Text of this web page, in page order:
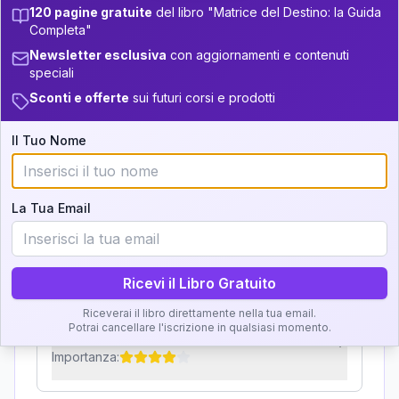
+ 6 19
18.5-19 +
Zone della Matrice:
Analisi, Significato e
Interpretazione
Clicca su ogni zona per leggere la definizione e
l'interpretazione!
Zona del Ritratto
Importanza:
Karma Genitore-Figlio
Importanza:
120 pagine gratuite del libro "Matrice del Destino: la Guida
Completa"
Newsletter esclusiva con aggiornamenti e contenuti
speciali
Sconti e offerte sui futuri corsi e prodotti
Il Tuo Nome
La Tua Email
Ricevi il Libro Gratuito
Riceverai il libro direttamente nella tua email.
Potrai cancellare l'iscrizione in qualsiasi momento.